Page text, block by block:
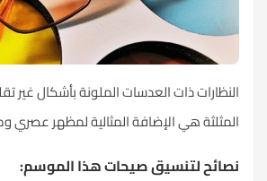
النظارات ذات العدسات الملونة بأشكال غير
المثلثة هي الإضافة المثالية لمظهر عصري
نصائح لتنسيق صيحات هذا الموسم: